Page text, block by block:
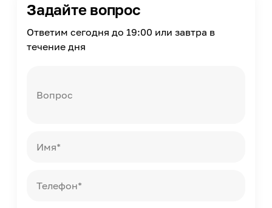
Расход
0.04
Можно мыть
наноформе.
Задайте вопрос
Ответим сегодня до 19:00 или завтра в
течение дня
Вопрос
Имя*
Телефон*